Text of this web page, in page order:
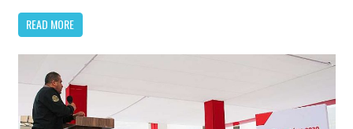
READ MORE